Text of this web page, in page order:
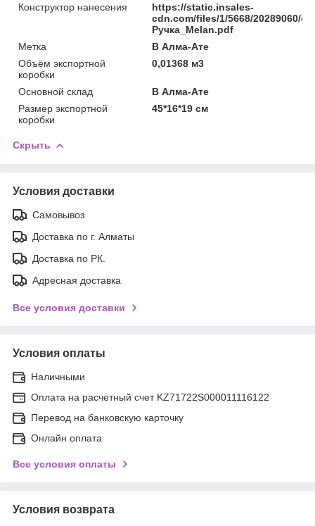
Конструктор нанесения
https://static.insales-
cdn.com/files/1/5668/20289060/
Ручка_Melan.pdf
Метка
В Алма-Ате
Объём экспортной
коробки
0,01368 м3
Основной склад
В Алма-Ате
Размер экспортной
коробки
45*16*19 см
Скрыть
Условия доставки
Самовывоз
Доставка по г. Алматы
Доставка по РК.
Адресная доставка
Все условия доставки
Условия оплаты
Наличными
Оплата на расчетный счет KZ71722S000011116122
Перевод на банковскую карточку
Онлайн оплата
Все условия оплаты
Условия возврата